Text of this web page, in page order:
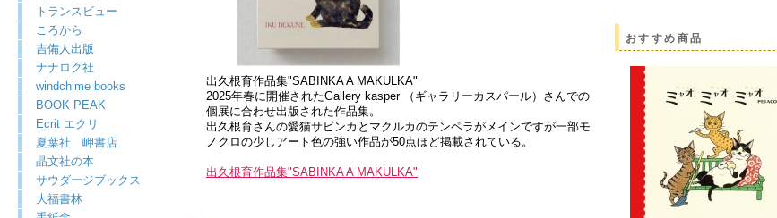
トランスビュー
ころから
吉備人出版
ナナロク社
windchime books
BOOK PEAK
Ecrit エクリ
夏葉社 岬書店
晶文社の本
サウダージブックス
大福書林
出久根育作品集"SABINKA A MAKULKA"
2025年春に開催されたGallery kasper （ギャラリーカスパール）さんでの
個展に合わせ出版された作品集。
出久根育さんの愛猫サビンカとマクルカのテンペラがメインですが一部モ
ノクロの少しアート色の強い作品が50点ほど掲載されている。
出久根育作品集"SABINKA A MAKULKA"
おすすめ商品